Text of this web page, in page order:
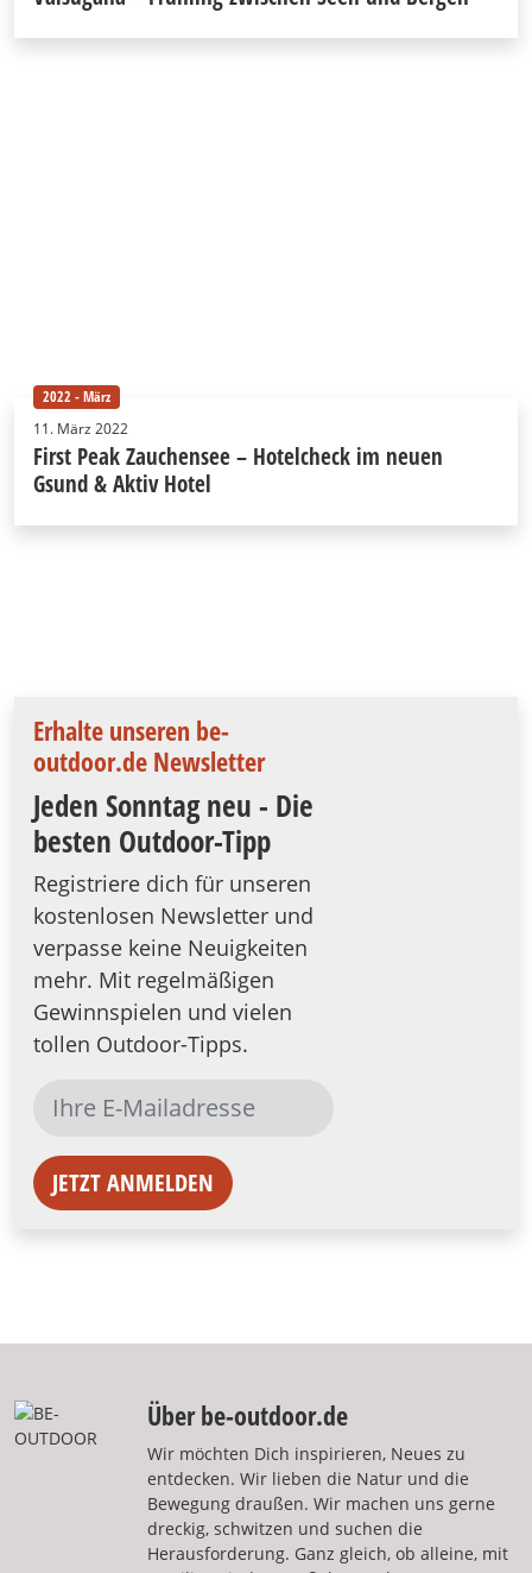
2022 - März
11. März 2022
First Peak Zauchensee – Hotelcheck im neuen
Gsund & Aktiv Hotel
Erhalte unseren be-
outdoor.de Newsletter
Jeden Sonntag neu - Die
besten Outdoor-Tipp
Registriere dich für unseren
kostenlosen Newsletter und
verpasse keine Neuigkeiten
mehr. Mit regelmäßigen
Gewinnspielen und vielen
tollen Outdoor-Tipps.
JETZT ANMELDEN
Über be-outdoor.de
Wir möchten Dich inspirieren, Neues zu
entdecken. Wir lieben die Natur und die
Bewegung draußen. Wir machen uns gerne
dreckig, schwitzen und suchen die
Herausforderung. Ganz gleich, ob alleine, mit